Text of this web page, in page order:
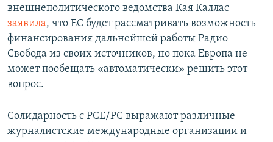
внешнеполитического ведомства Кая Каллас
заявила, что ЕС будет рассматривать возможность
финансирования дальнейшей работы Радио
Свобода из своих источников, но пока Европа не
может пообещать «автоматически» решить этот
вопрос.
Солидарность с РСЕ/РС выражают различные
журналистские международные организации и